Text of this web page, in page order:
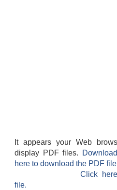
It appears your Web
display PDF files.
here to download the PDF
Click
file.